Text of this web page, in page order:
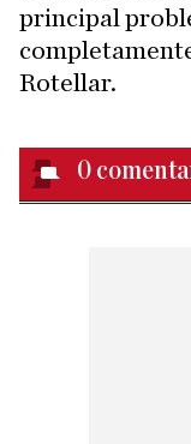
principal
Rotellar.
0